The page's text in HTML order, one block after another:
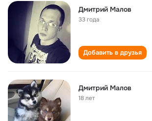
Дмитрий Малов
33 года
Добавить в друзья
Дмитрий Малов
18 лет